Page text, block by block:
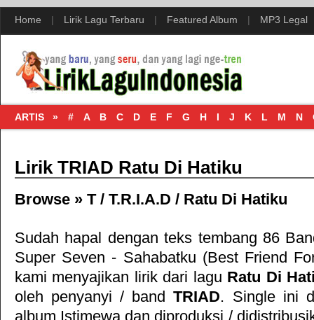
Home | Lirik Lagu Terbaru | Featured Album | MP3 Legal
ARTIS » # A B C D E F G H I J K L M N
Lirik TRIAD Ratu Di Hatiku
Browse » T/ T.R.I.A.D / Ratu Di Hatiku
Sudah hapal dengan teks tembang 86
Super Seven - Sahabatku (Best Friend
kami menyajikan lirik dari lagu Ratu Di
oleh penyanyi / bandTRIAD. Single ini
album Istimewa dan diproduksi /